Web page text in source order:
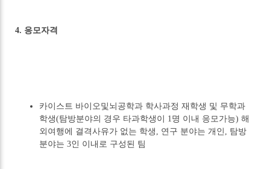
4. 응모자격
카이스트 바이오및뇌공학과 학사과정 재학생 및 무학과
학생(탐방분야의 경우 타과학생이 1명 이내 응모가능) 해
외여행에 결격사유가 없는 학생, 연구 분야는 개인, 탐방
분야는 3인 이내로 구성된 팀